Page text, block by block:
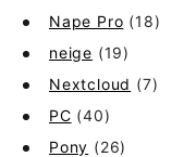
Nape Pro (18)
neige (19)
Nextcloud (7)
PC (40)
Pony (26)